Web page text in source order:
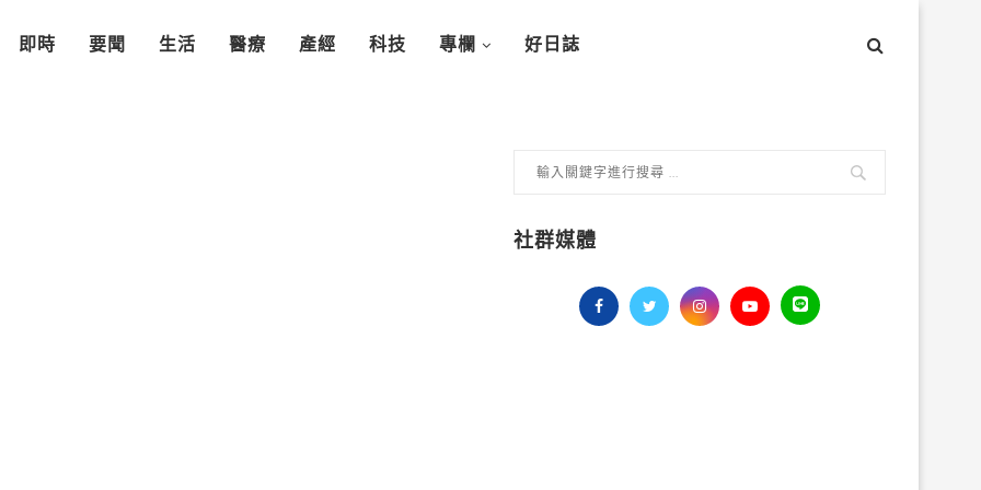
即時 要聞 生活 醫療 產經 科技 專欄 好日誌
社群媒體